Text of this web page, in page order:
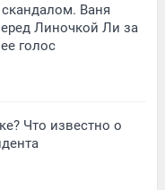
Ваня
Линочкой Ли за
голос
Что известно о